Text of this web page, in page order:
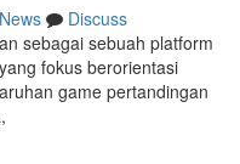
News
Discuss
sebagai sebuah platform
fokus berorientasi
game pertandingan